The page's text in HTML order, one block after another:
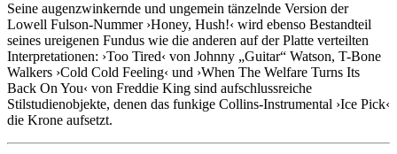
Seine augenzwinkernde und ungemein tänzelnde Version der
Lowell Fulson-Nummer ›Honey, Hush!‹ wird ebenso Bestandteil
seines ureigenen Fundus wie die anderen auf der Platte verteilten
Interpretationen: ›Too Tired‹ von Johnny „Guitar“ Watson, T-Bone
Walkers ›Cold Cold Feeling‹ und ›When The Welfare Turns Its
Back On You‹ von Freddie King sind aufschlussreiche
Stilstudienobjekte, denen das funkige Collins-Instrumental ›Ice Pick‹
die Krone aufsetzt.